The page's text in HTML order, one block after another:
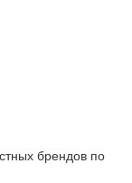
брендов по